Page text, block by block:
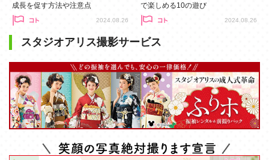
成長を促す方法や注意点
2024.08.26
で楽しめる10の遊び
2024.08.26
スタジオアリス撮影サービス